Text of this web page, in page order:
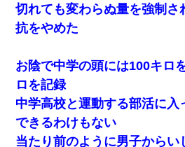
切れても変わらぬ量を強制さ
抗をやめた
お陰で中学の頭には100キロ
ロを記録
中学高校と運動する部活に入
できるわけもない
当たり前のように男子からい